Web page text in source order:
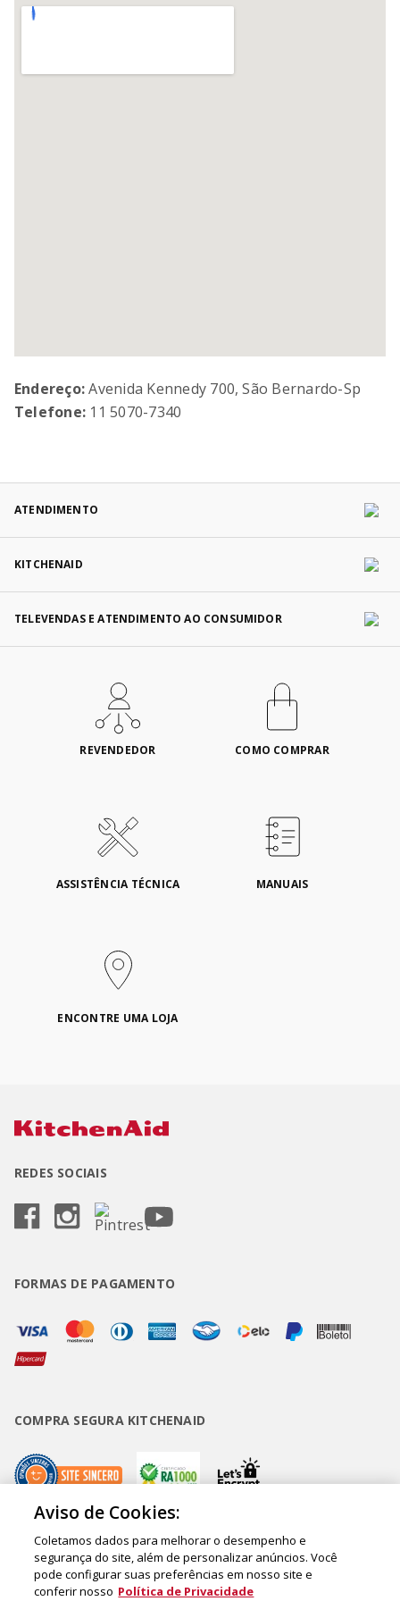
8º PURE POWER
Endereço: Avenida Kennedy 700, São Bernardo-Sp
Telefone: 11 5070-7340
ATENDIMENTO
KITCHENAID
TELEVENDAS E ATENDIMENTO AO CONSUMIDOR
REVENDEDOR COMO COMPRAR
ASSISTÊNCIA TÉCNICA MANUAIS
ENCONTRE UMA LOJA
REDES SOCIAIS
FORMAS DE PAGAMENTO
COMPRA SEGURA KITCHENAID
Copyright • BUD Comércio de Eletrodomésticos Ltda. ® 2020 - CNPJ
62.058.318/0007-76. - Inscrição Municipal/Estadual 148.044.198.118 Sede:
Rua Olympia Semeraro, 675 - Jardim Santa Emília - CEP 04183-090 - São
Aviso de Cookies:
Coletamos dados para melhorar o desempenho e
segurança do site, além de personalizar anúncios. Você
pode configurar suas preferências em nosso site e
conferir nosso Política de Privacidade